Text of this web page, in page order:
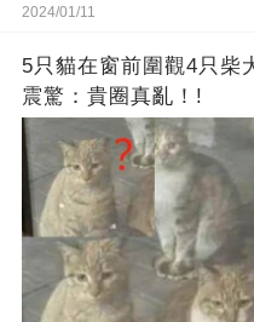
2024/01/11
5只貓在窗前圍觀4只柴
震驚：貴圈真亂！!